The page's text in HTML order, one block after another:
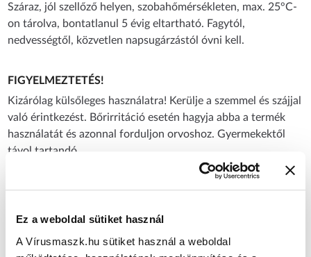
Ez a weboldal sütiket használ
A Vírusmaszk.hu sütiket használ a weboldal
Száraz, jól szellőző helyen, szobahőmérsékleten, max. 25°C-
on tárolva, bontatlanul 5 évig eltartható. Fagytól,
nedvességtől, közvetlen napsugárzástól óvni kell.
FIGYELMEZTETÉS!
Kizárólag külsőleges használatra! Kerülje a szemmel és szájjal
való érintkezést. Bőrirritáció esetén hagyja abba a termék
használatát és azonnal forduljon orvoshoz. Gyermekektől
távol tartandó.
CÍMKÉK
Metacare